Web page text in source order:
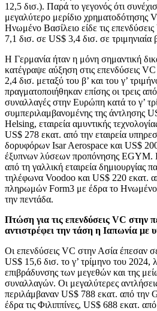
12,5 δισ.). Παρά το γεγονός ότι
μεγαλύτερο μερίδιο χρηματοδότησης
Ηνωμένο Βασίλειο είδε τις
7,1 δισ. σε US$ 3,4 δισ. σε τριμηνιαία
Η Γερμανία ήταν η μόνη σημαντική
κατέγραψε αύξηση στις επενδύσεις
2,4 δισ. μεταξύ του β’ και του γ’
πραγματοποιήθηκαν επίσης οι τρεις
συναλλαγές στην Ευρώπη κατά το γ’
συμπεριλαμβανομένης της άντλησης
Helsing, εταιρεία αμυντικής
US$ 278 εκατ. από την εταιρεία
δορυφόρων Isar Aerospace και US$ 200
έξυπνων λύσεων προπόνησης EGYM.
από τη γαλλική εταιρεία δημιουργίας
τηλέφωνα Voodoo και US$ 220 εκατ.
πληρωμών Form3 με έδρα το
την πεντάδα.
Πτώση για τις επενδύσεις VC στην
αντιστρέφει την τάση η Ιαπωνία
Οι επενδύσεις VC στην Ασία έπεσαν
US$ 15,6 δισ. το γ’ τρίμηνο του 2024,
επιβράδυνσης των μεγεθών και της
συναλλαγών. Οι μεγαλύτερες
περιλάμβαναν US$ 788 εκατ. από την
έδρα τις Φιλιππίνες, US$ 688 εκατ.